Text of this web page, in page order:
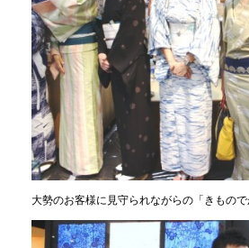
大勢のお客様に見守られながらの「きもので